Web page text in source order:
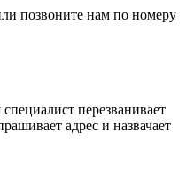
позвоните нам по номеру
перезванивает
адрес и назвачает